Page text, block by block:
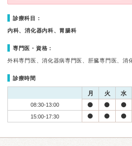
診療科目：
内科、消化器内科、胃腸科
専門医・資格：
外科専門医、消化器病専門医、肝臓専門医、消
診療時間
月 火 水
08:30-13:00
15:00-17:30